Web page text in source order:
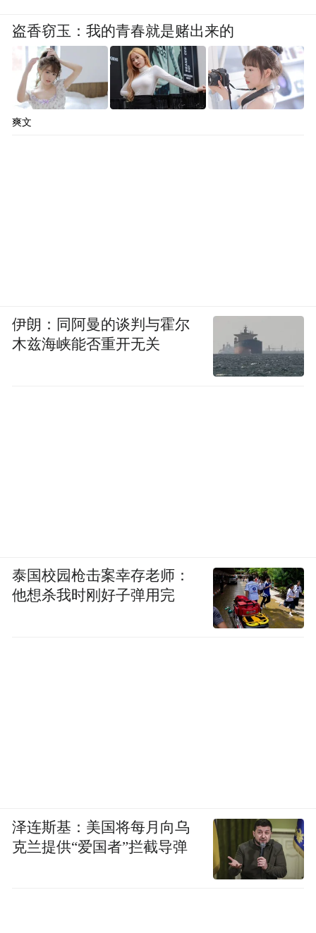
盗香窃玉：我的青春就是赌出来的
爽文
伊朗：同阿曼的谈判与霍尔
木兹海峡能否重开无关
泰国校园枪击案幸存老师：
他想杀我时刚好子弹用完
泽连斯基：美国将每月向乌
克兰提供“爱国者”拦截导弹